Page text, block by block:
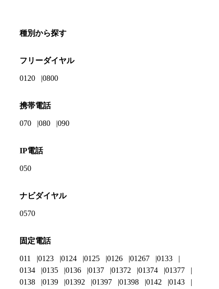
種別から探す
フリーダイヤル
0120 0800
携帯電話
070 080 090
IP電話
050
ナビダイヤル
0570
固定電話
011 0123 0124 0125 0126 01267
0133
0134
0135 0136 0137 01372 01374
01377
0138
0139 01392 01397 01398 0142
0143